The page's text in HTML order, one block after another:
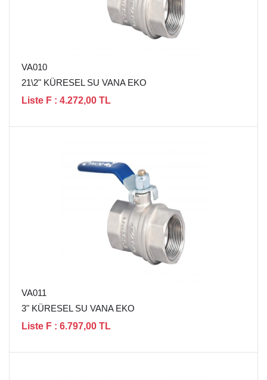
VA010
21\2" KÜRESEL SU VANA EKO
Liste F : 4.272,00 TL
VA011
3" KÜRESEL SU VANA EKO
Liste F : 6.797,00 TL